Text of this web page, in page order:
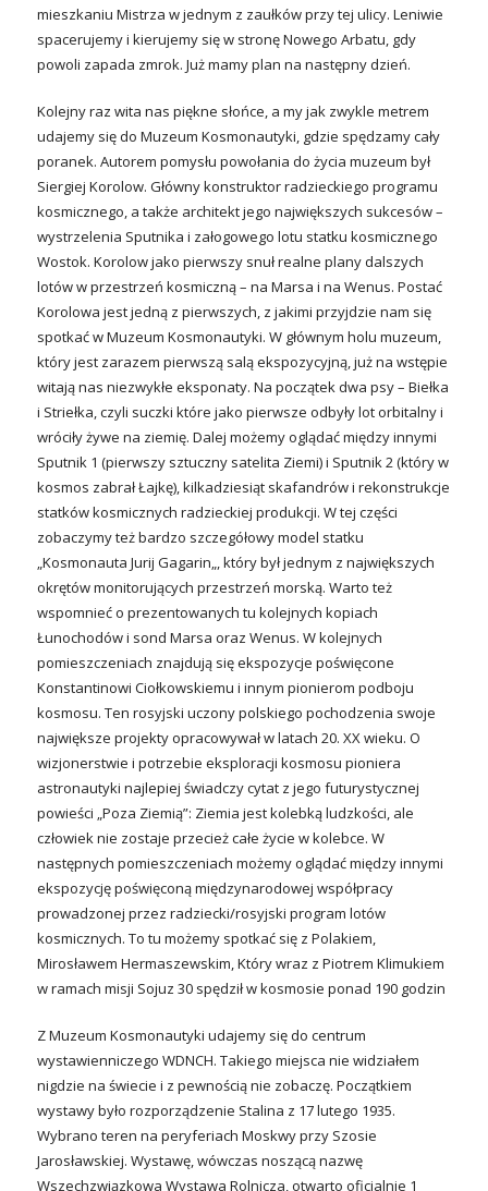
mieszkaniu Mistrza w jednym z zaułków przy tej ulicy. Leniwie
spacerujemy i kierujemy się w stronę Nowego Arbatu, gdy
powoli zapada zmrok. Już mamy plan na następny dzień.
Kolejny raz wita nas piękne słońce, a my jak zwykle metrem
udajemy się do Muzeum Kosmonautyki, gdzie spędzamy cały
poranek. Autorem pomysłu powołania do życia muzeum był
Siergiej Korolow. Główny konstruktor radzieckiego programu
kosmicznego, a także architekt jego największych sukcesów –
wystrzelenia Sputnika i załogowego lotu statku kosmicznego
Wostok. Korolow jako pierwszy snuł realne plany dalszych
lotów w przestrzeń kosmiczną – na Marsa i na Wenus. Postać
Korolowa jest jedną z pierwszych, z jakimi przyjdzie nam się
spotkać w Muzeum Kosmonautyki. W głównym holu muzeum,
który jest zarazem pierwszą salą ekspozycyjną, już na wstępie
witają nas niezwykłe eksponaty. Na początek dwa psy – Biełka
i Striełka, czyli suczki które jako pierwsze odbyły lot orbitalny i
wróciły żywe na ziemię. Dalej możemy oglądać między innymi
Sputnik 1 (pierwszy sztuczny satelita Ziemi) i Sputnik 2 (który w
kosmos zabrał Łajkę), kilkadziesiąt skafandrów i rekonstrukcje
statków kosmicznych radzieckiej produkcji. W tej części
zobaczymy też bardzo szczegółowy model statku
„Kosmonauta Jurij Gagarin„, który był jednym z największych
okrętów monitorujących przestrzeń morską. Warto też
wspomnieć o prezentowanych tu kolejnych kopiach
Łunochodów i sond Marsa oraz Wenus. W kolejnych
pomieszczeniach znajdują się ekspozycje poświęcone
Konstantinowi Ciołkowskiemu i innym pionierom podboju
kosmosu. Ten rosyjski uczony polskiego pochodzenia swoje
największe projekty opracowywał w latach 20. XX wieku. O
wizjonerstwie i potrzebie eksploracji kosmosu pioniera
astronautyki najlepiej świadczy cytat z jego futurystycznej
powieści „Poza Ziemią”: Ziemia jest kolebką ludzkości, ale
człowiek nie zostaje przecież całe życie w kolebce. W
następnych pomieszczeniach możemy oglądać między innymi
ekspozycję poświęconą międzynarodowej współpracy
prowadzonej przez radziecki/rosyjski program lotów
kosmicznych. To tu możemy spotkać się z Polakiem,
Mirosławem Hermaszewskim, Który wraz z Piotrem Klimukiem
w ramach misji Sojuz 30 spędził w kosmosie ponad 190 godzin
Z Muzeum Kosmonautyki udajemy się do centrum
wystawienniczego WDNCH. Takiego miejsca nie widziałem
nigdzie na świecie i z pewnością nie zobaczę. Początkiem
wystawy było rozporządzenie Stalina z 17 lutego 1935.
Wybrano teren na peryferiach Moskwy przy Szosie
Jarosławskiej. Wystawę, wówczas noszącą nazwę
Wszechzwiązkowa Wystawa Rolnicza, otwarto oficjalnie 1